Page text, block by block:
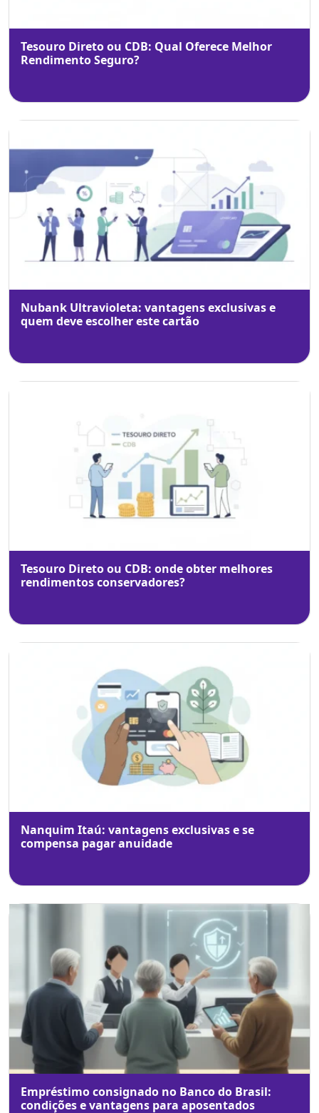
Tesouro Direto ou CDB: Qual Oferece Melhor
Rendimento Seguro?
Nubank Ultravioleta: vantagens exclusivas e
quem deve escolher este cartão
Tesouro Direto ou CDB: onde obter melhores
rendimentos conservadores?
Nanquim Itaú: vantagens exclusivas e se
compensa pagar anuidade
Empréstimo consignado no Banco do Brasil:
condições e vantagens para aposentados